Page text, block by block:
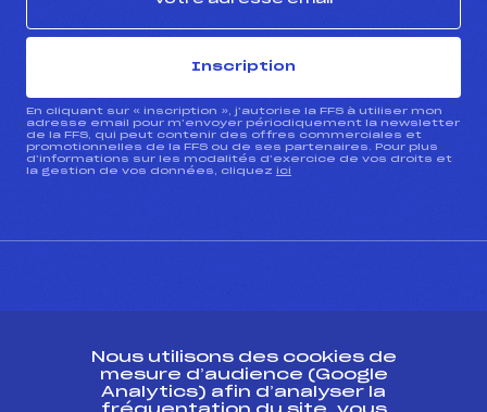
Inscription
En cliquant sur « inscription », j’autorise la FFS à utiliser mon
adresse email pour m’envoyer périodiquement la newsletter
de la FFS, qui peut contenir des offres commerciales et
promotionnelles de la FFS ou de ses partenaires. Pour plus
d’informations sur les modalités d’exercice de vos droits et
la gestion de vos données, cliquez ici
Nous utilisons des cookies de
mesure d’audience (Google
Analytics) afin d’analyser la